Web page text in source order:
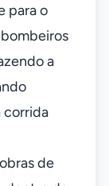
para o
a
corrida
de